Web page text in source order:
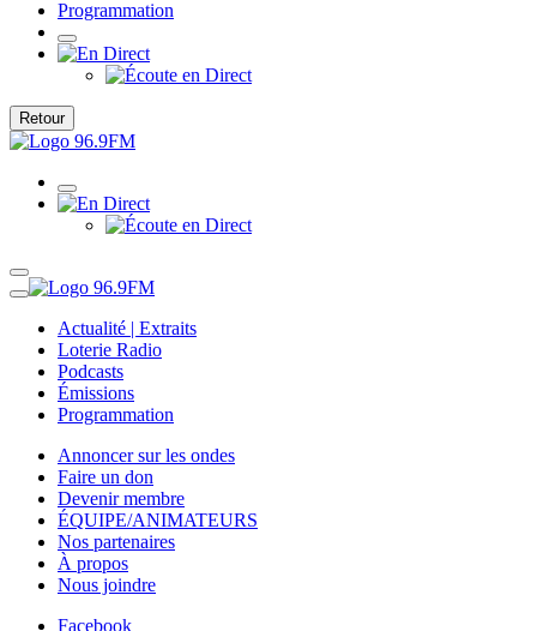
Programmation
Retour
Actualité | Extraits
Loterie Radio
Podcasts
Émissions
Programmation
Annoncer sur les ondes
Faire un don
Devenir membre
ÉQUIPE/ANIMATEURS
Nos partenaires
À propos
Nous joindre
Facebook